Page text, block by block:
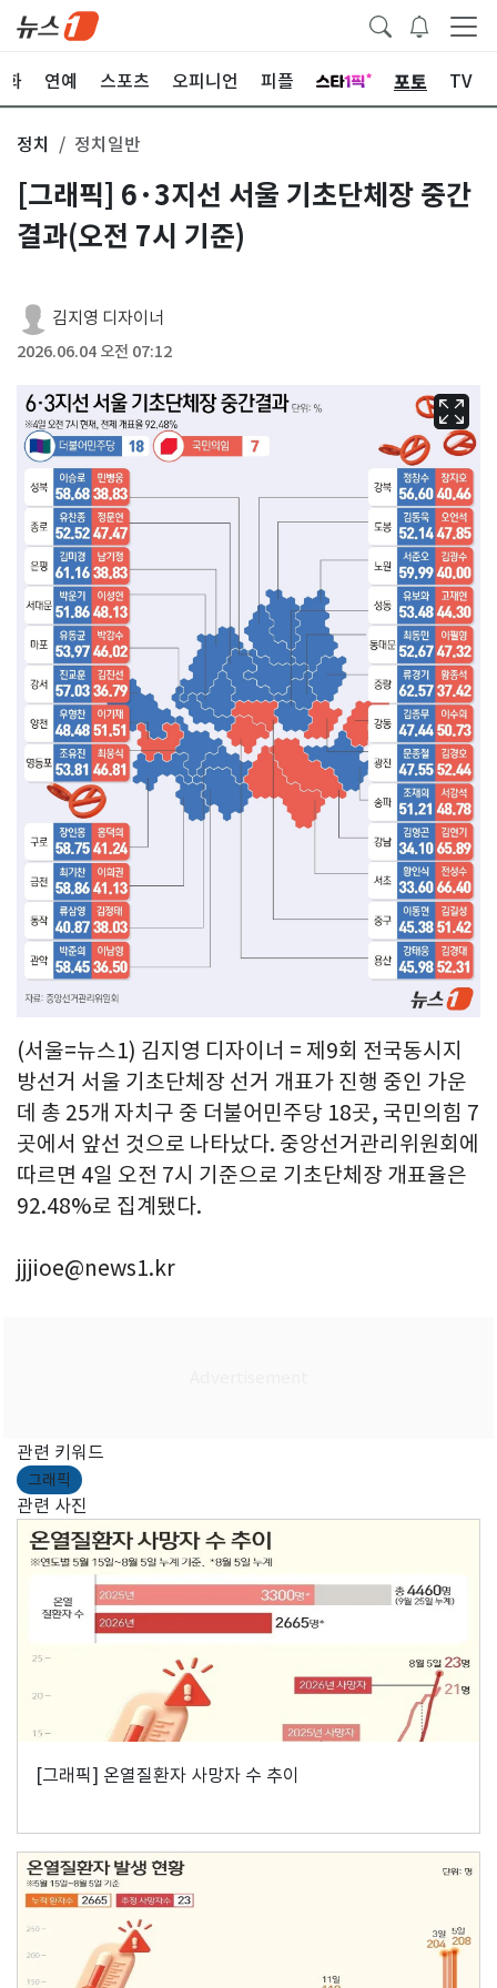
화 연예 스포츠 오피니언 피플 포토 TV
정치 정치일반
[그래픽] 6·3지선 서울 기초단체장 중간
결과(오전 7시 기준)
김지영 디자이너
2026.06.04 오전 07:12
(서울=뉴스1) 김지영 디자이너 = 제9회 전국동시지
방선거 서울 기초단체장 선거 개표가 진행 중인 가운
데 총 25개 자치구 중 더불어민주당 18곳, 국민의힘 7
곳에서 앞선 것으로 나타났다. 중앙선거관리위원회에
따르면 4일 오전 7시 기준으로 기초단체장 개표율은
92.48%로 집계됐다.
jjjioe@news1.kr
관련 키워드
그래픽
관련 사진
[그래픽] 온열질환자 사망자 수 추이